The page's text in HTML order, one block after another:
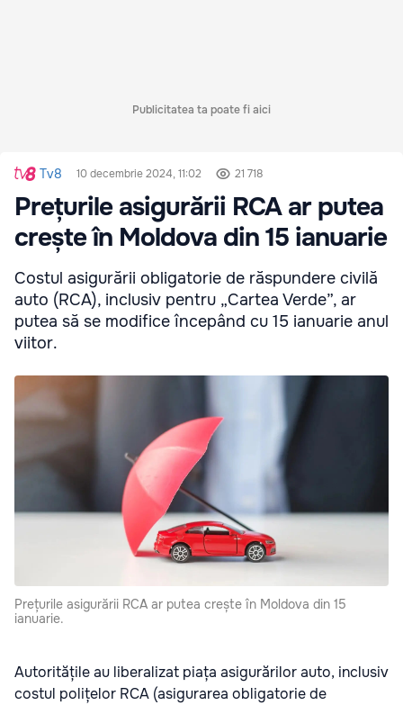
Publicitatea ta poate fi aici
Tv8 10 decembrie 2024, 11:02 21 718
Prețurile asigurării RCA ar putea
crește în Moldova din 15 ianuarie
Costul asigurării obligatorie de răspundere civilă
auto (RCA), inclusiv pentru „Cartea Verde”, ar
putea să se modifice începând cu 15 ianuarie anul
viitor.
Prețurile asigurării RCA ar putea crește în Moldova din 15
ianuarie.
Autoritățile au liberalizat piața asigurărilor auto, inclusiv
costul polițelor RCA (asigurarea obligatorie de